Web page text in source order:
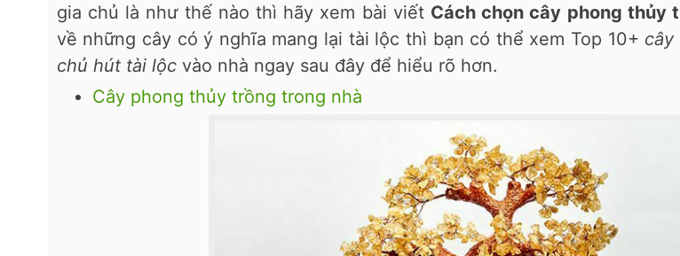
gia chủ là như thế nào thì hãy xem bài viết Cách chọn cây phong thủy
về những cây có ý nghĩa mang lại tài lộc thì bạn có thể xem Top 10+ cây
chủ hút tài lộcvào nhà ngay sau đây để hiểu rõ hơn.
Cây phong thủy trồng trong nhà